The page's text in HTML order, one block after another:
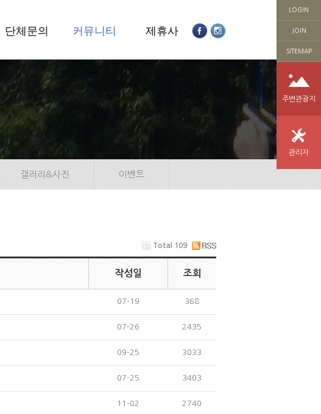
LOGIN
JOIN
SITEMAP
주변관광지
관리자
단체문의 커뮤니티 제휴사
갤러리&사진 이벤트
Total 109
작성일 조회
07-19 368
07-26 2435
09-25 3033
07-25 3403
11-02 2740